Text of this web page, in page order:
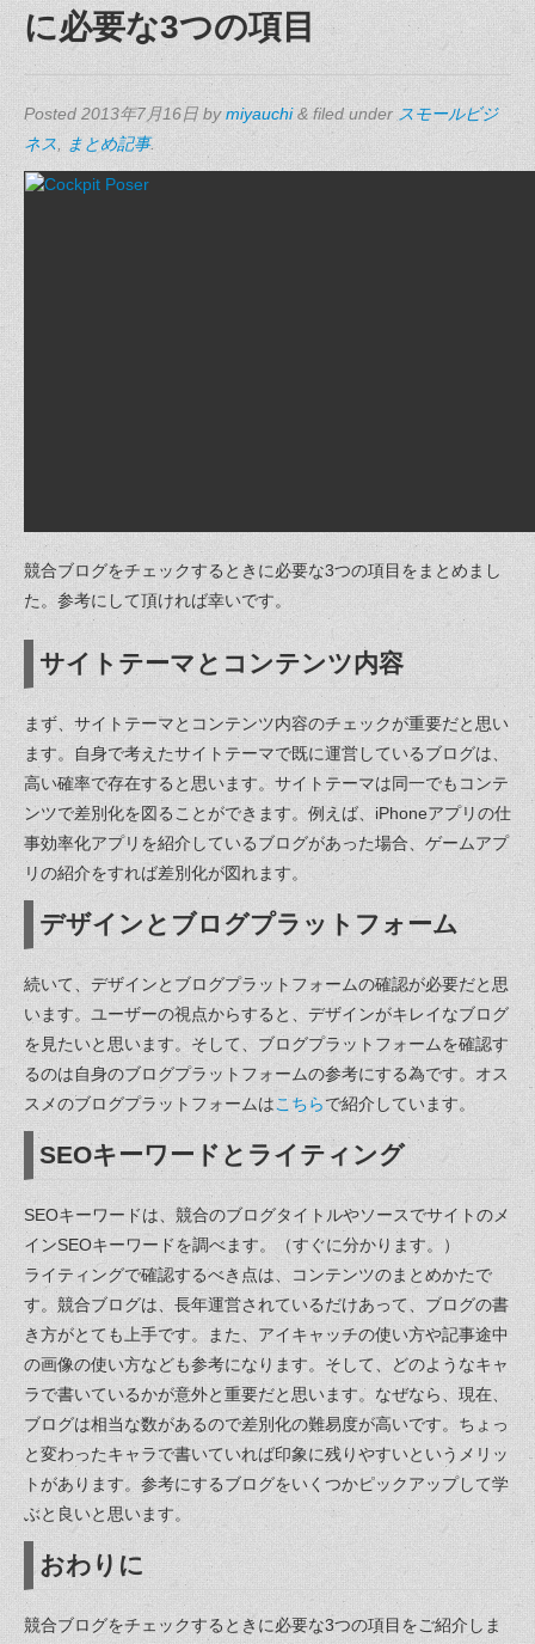
に必要な3つの項目
Posted 2013年7月16日 bymiyauchi & filed under スモールビジ
ネス
まとめ記事.
競合ブログをチェックするときに必要な3つの項目をまとめまし
た。参考にして頂ければ幸いです。
サイトテーマとコンテンツ内容
まず、サイトテーマとコンテンツ内容のチェックが重要だと思い
ます。自身で考えたサイトテーマで既に運営しているブログは、
高い確率で存在すると思います。サイトテーマは同一でもコンテ
ンツで差別化を図ることができます。例えば、iPhoneアプリの仕
事効率化アプリを紹介しているブログがあった場合、ゲームアプ
リの紹介をすれば差別化が図れます。
デザインとブログプラットフォーム
続いて、デザインとブログプラットフォームの確認が必要だと思
います。ユーザーの視点からすると、デザインがキレイなブログ
を見たいと思います。そして、ブログプラットフォームを確認す
るのは自身のブログプラットフォームの参考にする為です。オス
スメのブログプラットフォームはこちらで紹介しています。
SEOキーワードとライティング
SEOキーワードは、競合のブログタイトルやソースでサイトのメ
インSEOキーワードを調べます。（すぐに分かります。）
ライティングで確認するべき点は、コンテンツのまとめかたで
す。競合ブログは、長年運営されているだけあって、ブログの書
き方がとても上手です。また、アイキャッチの使い方や記事途中
の画像の使い方なども参考になります。そして、どのようなキャ
ラで書いているかが意外と重要だと思います。なぜなら、現在、
ブログは相当な数があるので差別化の難易度が高いです。ちょっ
と変わったキャラで書いていれば印象に残りやすいというメリッ
トがあります。参考にするブログをいくつかピックアップして学
ぶと良いと思います。
おわりに
競合ブログをチェックするときに必要な3つの項目をご紹介しま